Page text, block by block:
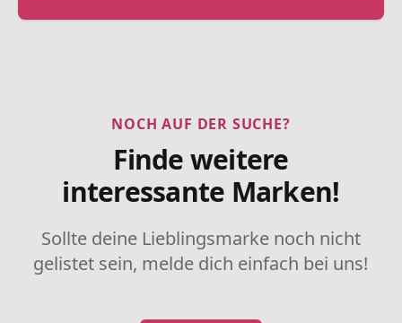
NOCH AUF DER SUCHE?
Finde weitere
interessante Marken!
Sollte deine Lieblingsmarke noch nicht
gelistet sein, melde dich einfach bei uns!